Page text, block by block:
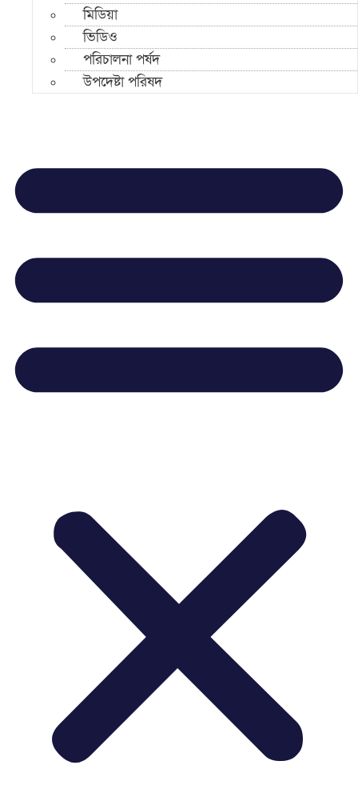
মিডিয়া
ভিডিও
পরিচালনা পর্ষদ
উপদেষ্টা পরিষদ